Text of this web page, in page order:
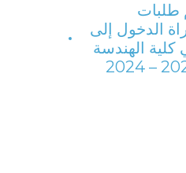
طلبات
الدخول إلى
كلية الهندسة